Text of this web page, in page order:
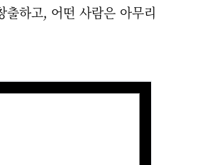
출하고, 어떤 사람은 아무리